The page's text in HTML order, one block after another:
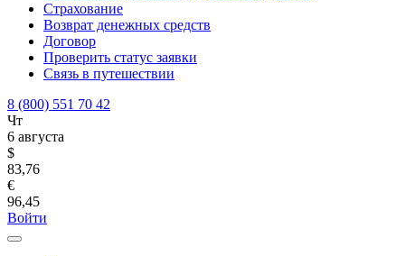
Страхование
Возврат денежных средств
Договор
Проверить статус заявки
Связь в путешествии
8 (800) 551 70 42
Чт
6 августа
$
83,76
€
96,45
Войти